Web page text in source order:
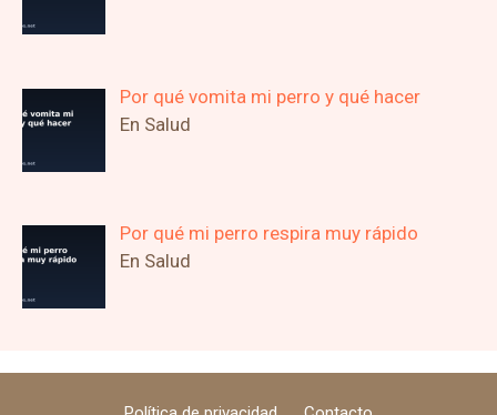
Por qué vomita mi perro y qué hacer
En Salud
Por qué mi perro respira muy rápido
En Salud